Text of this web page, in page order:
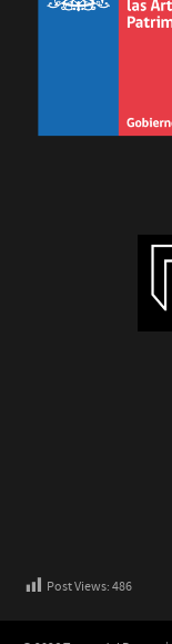
Post Views:486